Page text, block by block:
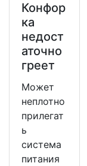
Конфор
ка
недост
аточно
греет
Может
неплотно
прилегат
ь
система
питания